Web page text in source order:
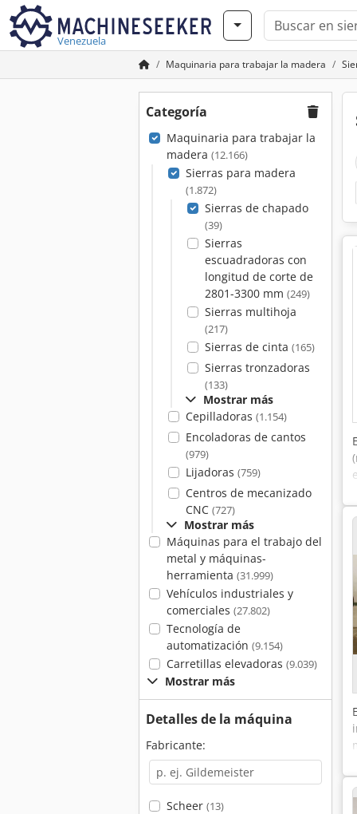
Venezuela
Maquinaria para trabajar la madera
Categoría
Maquinaria para trabajar la
madera (12.166)
Sierras para madera
(1.872)
Sierras de chapado
(39)
Sierras
escuadradoras con
longitud de corte de
2801-3300 mm (249)
Sierras multihoja
(217)
Sierras de cinta (165)
Sierras tronzadoras
(133)
Mostrar más
Cepilladoras (1.154)
Encoladoras de cantos
(979)
Lijadoras (759)
Centros de mecanizado
CNC (727)
Mostrar más
Máquinas para el trabajo del
metal y máquinas-
herramienta (31.999)
Vehículos industriales y
comerciales (27.802)
Tecnología de
automatización (9.154)
Carretillas elevadoras (9.039)
Mostrar más
Detalles de la máquina
Fabricante:
Scheer (13)